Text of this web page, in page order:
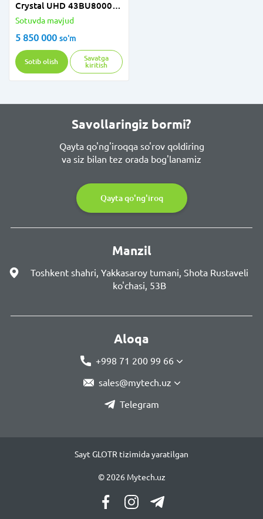
Crystal UHD 43BU8000
43" 4K 2022
Sotuvda mavjud
5 850 000 so'm
Sotib olish
Savatga
kiritish
Savollaringiz bormi?
Qayta qo'ng'iroqqa so'rov qoldiring
va siz bilan tez orada bog'lanamiz
Qayta qo'ng'iroq
Manzil
Toshkent shahri, Yakkasaroy tumani, Shota Rustaveli
ko'chasi, 53B
Aloqa
+998 71 200 99 66
sales@mytech.uz
Telegram
Sayt GLOTR tizimida yaratilgan
© 2026 Mytech.uz